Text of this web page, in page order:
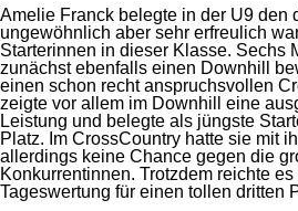
Amelie Franck belegte in der U9 den
ungewöhnlich aber sehr erfreulich
Starterinnen in dieser Klasse. Sechs
zunächst ebenfalls einen Downhill
einen schon recht anspruchsvollen
zeigte vor allem im Downhill eine
Leistung und belegte als jüngste
Platz. Im CrossCountry hatte sie mit
allerdings keine Chance gegen die
Konkurrentinnen. Trotzdem reichte
Tageswertung für einen tollen dritten